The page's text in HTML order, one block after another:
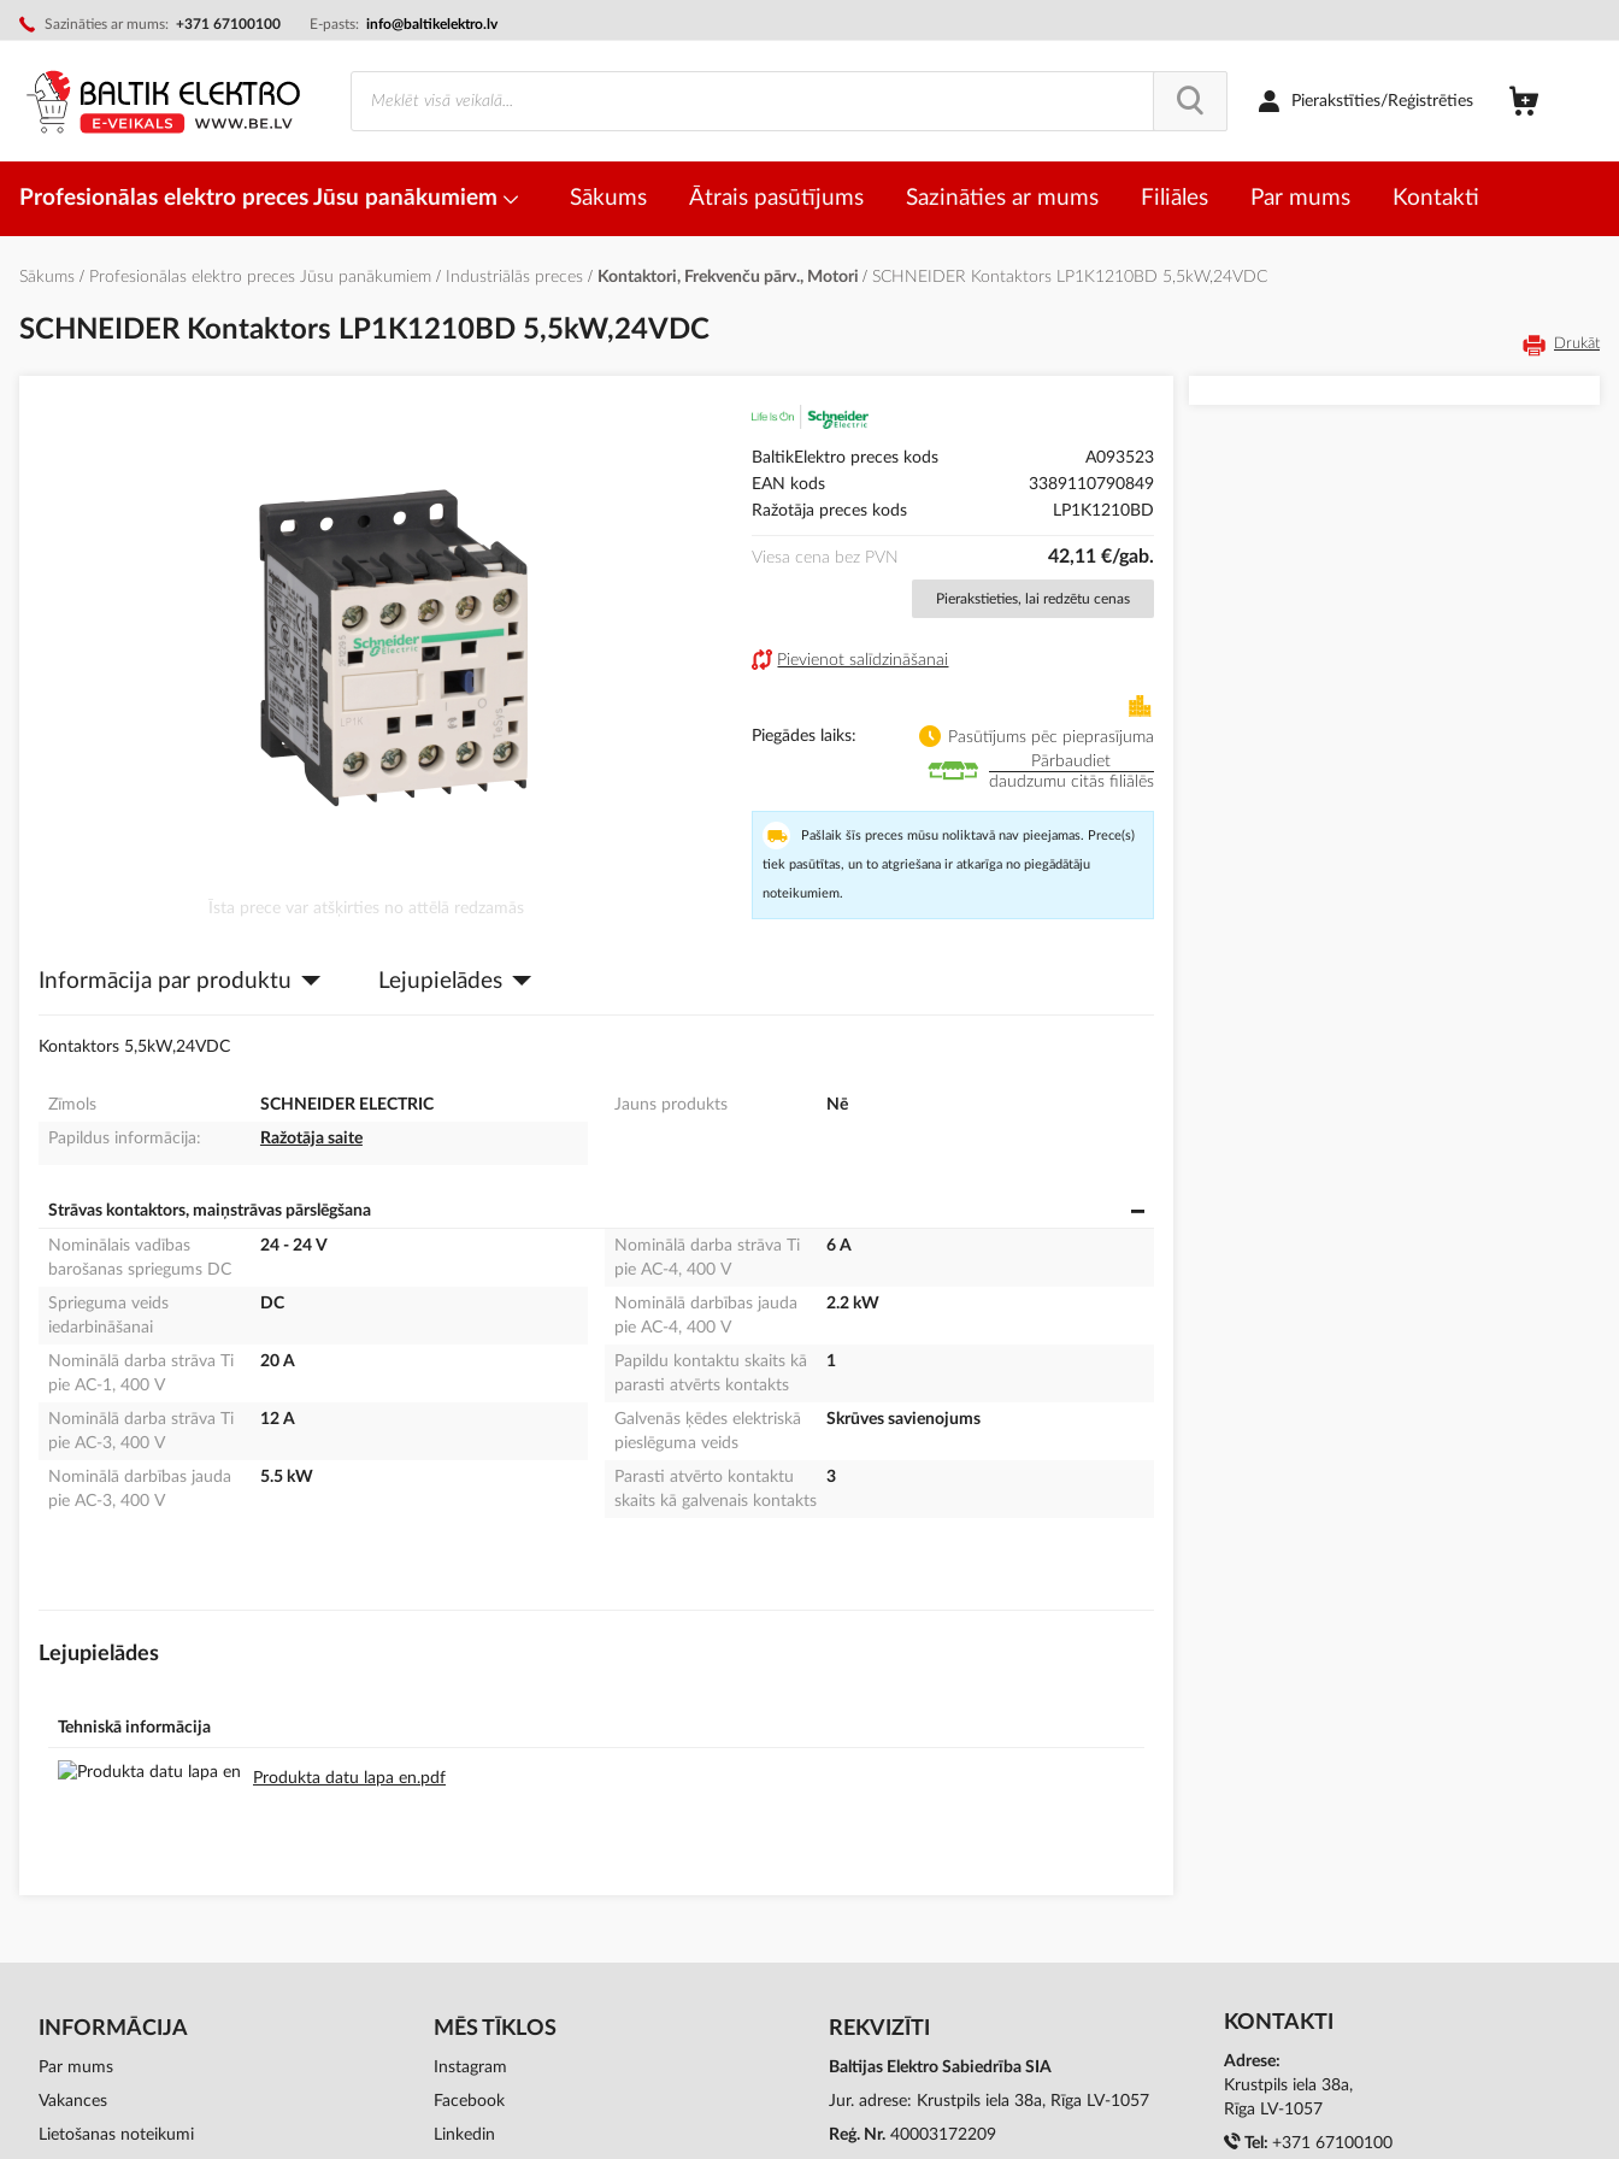
Sazināties ar mums: +371 67100100 E-pasts: info@baltikelektro.lv
Skip
to
Content
Pierakstīties/Reģistrēties
Profesionālas elektro preces Jūsu panākumiem Sākums Ātrais pasūtījums Sazināties ar mums Filiāles Par mums Kontakti
Sākums Profesionālas elektro preces Jūsu panākumiem Industriālās preces Kontaktori, Frekvenču pārv., Motori SCHNEIDER Kontaktors LP1K1210BD 5,5kW,24VDC
SCHNEIDER Kontaktors LP1K1210BD 5,5kW,24VDC Drukāt
sākumu
Īsta prece var atšķirties no attēlā redzamās
BaltikElektro preces kods
A093523
EAN kods
3389110790849
Ražotāja preces kods
LP1K1210BD
Viesa cena bez PVN 42,11 €/gab.
Pierakstieties, lai redzētu cenas
Pievienot salīdzināšanai
Piegādes laiks
Pasūtījums pēc pieprasījuma
Pārbaudiet
daudzumu citās filiālēs
Pašlaik šīs preces mūsu noliktavā nav pieejamas. Prece(s)
tiek pasūtītas, un to atgriešana ir atkarīga no piegādātāju
noteikumiem.
Informācija par produktu Lejupielādes
Kontaktors 5,5kW,24VDC
Zīmols
SCHNEIDER ELECTRIC
Papildus informācija:
Ražotāja saite
Jauns produkts Nē
Strāvas kontaktors, maiņstrāvas pārslēgšana
Nominālais vadības
barošanas spriegums DC
24 - 24 V
Sprieguma veids
iedarbināšanai
DC
Nominālā darba strāva Ti
pie AC-1, 400 V
20 A
Nominālā darba strāva Ti
pie AC-3, 400 V
12 A
Nominālā darbības jauda
pie AC-3, 400 V
5.5 kW
Nominālā darba strāva Ti
pie AC-4, 400 V
6 A
Nominālā darbības jauda
pie AC-4, 400 V
2.2 kW
Papildu kontaktu skaits kā
parasti atvērts kontakts
1
Galvenās ķēdes elektriskā
pieslēguma veids
Skrūves savienojums
Parasti atvērto kontaktu
skaits kā galvenais kontakts
3
Lejupielādes
Tehniskā informācija
Produkta datu lapa en.pdf
INFORMĀCIJA
Par mums
Vakances
Lietošanas noteikumi
MĒS TĪKLOS
Instagram
Facebook
Linkedin
REKVIZĪTI
Baltijas Elektro Sabiedrība SIA
Jur. adrese: Krustpils iela 38a, Rīga LV-1057
Reģ. Nr. 40003172209
KONTAKTI
Adrese:
Krustpils iela 38a,
Rīga LV-1057
Tel: +371 67100100